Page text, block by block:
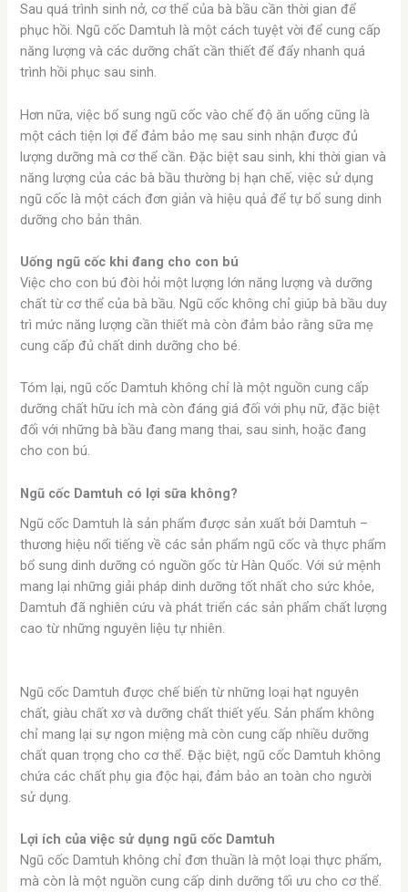
Sau quá trình sinh nở, cơ thể của bà bầu cần thời gian để
phục hồi. Ngũ cốc Damtuh là một cách tuyệt vời để cung cấp
năng lượng và các dưỡng chất cần thiết để đẩy nhanh quá
trình hồi phục sau sinh.
Hơn nữa, việc bổ sung ngũ cốc vào chế độ ăn uống cũng là
một cách tiện lợi để đảm bảo mẹ sau sinh nhận được đủ
lượng dưỡng mà cơ thể cần. Đặc biệt sau sinh, khi thời gian và
năng lượng của các bà bầu thường bị hạn chế, việc sử dụng
ngũ cốc là một cách đơn giản và hiệu quả để tự bổ sung dinh
dưỡng cho bản thân.
Uống ngũ cốc khi đang cho con bú
Việc cho con bú đòi hỏi một lượng lớn năng lượng và dưỡng
chất từ cơ thể của bà bầu. Ngũ cốc không chỉ giúp bà bầu duy
trì mức năng lượng cần thiết mà còn đảm bảo rằng sữa mẹ
cung cấp đủ chất dinh dưỡng cho bé.
Tóm lại, ngũ cốc Damtuh không chỉ là một nguồn cung cấp
dưỡng chất hữu ích mà còn đáng giá đối với phụ nữ, đặc biệt
đối với những bà bầu đang mang thai, sau sinh, hoặc đang
cho con bú.
Ngũ cốc Damtuh có lợi sữa không?
Ngũ cốc Damtuh là sản phẩm được sản xuất bởi Damtuh –
thương hiệu nổi tiếng về các sản phẩm ngũ cốc và thực phẩm
bổ sung dinh dưỡng có nguồn gốc từ Hàn Quốc. Với sứ mệnh
mang lại những giải pháp dinh dưỡng tốt nhất cho sức khỏe,
Damtuh đã nghiên cứu và phát triển các sản phẩm chất lượng
cao từ những nguyên liệu tự nhiên.
Ngũ cốc Damtuh được chế biến từ những loại hạt nguyên
chất, giàu chất xơ và dưỡng chất thiết yếu. Sản phẩm không
chỉ mang lại sự ngon miệng mà còn cung cấp nhiều dưỡng
chất quan trọng cho cơ thể. Đặc biệt, ngũ cốc Damtuh không
chứa các chất phụ gia độc hại, đảm bảo an toàn cho người
sử dụng.
Lợi ích của việc sử dụng ngũ cốc Damtuh
Ngũ cốc Damtuh không chỉ đơn thuần là một loại thực phẩm,
mà còn là một nguồn cung cấp dinh dưỡng tối ưu cho cơ thể.